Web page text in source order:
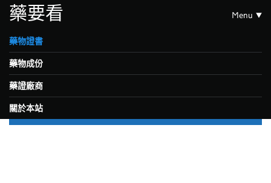
藥要看 Menu
藥物證書
藥物成份
藥證廠商
關於本站